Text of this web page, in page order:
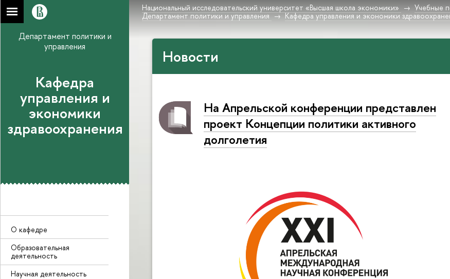
Национальный исследовательский университет «Высшая школа экономики» Учебные
Департамент политики и управления
Кафедра управления и экономики
Департамент политики и
управления
Кафедра
управления и
экономики
здравоохранения
О кафедре
Образовательная
деятельность
Научная деятельность
Новости
На Апрельской конференции представлен
проект Концепции политики активного
долголетия